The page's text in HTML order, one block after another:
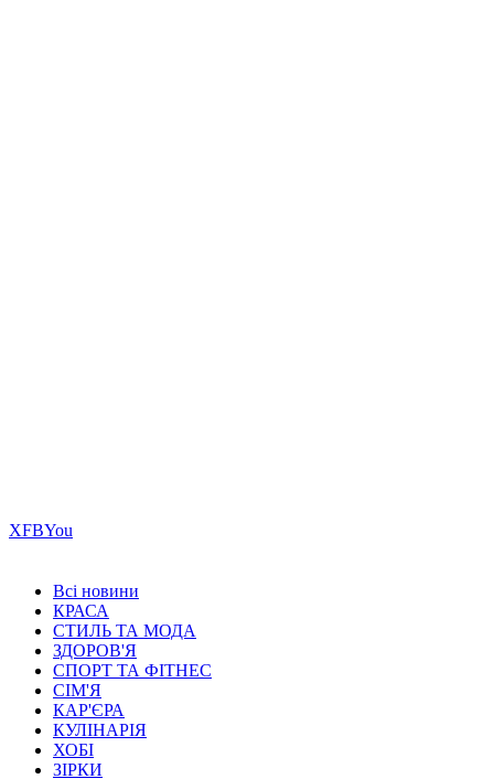
ХFBYou
Всі новини
КРАСА
СТИЛЬ ТА МОДА
ЗДОРОВ'Я
СПОРТ ТА ФІТНЕС
СІМ'Я
КАР'ЄРА
КУЛІНАРІЯ
ХОБІ
ЗІРКИ